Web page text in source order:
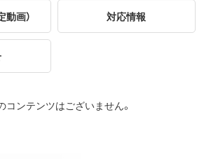
動画） 対応情報
コンテンツはございません。